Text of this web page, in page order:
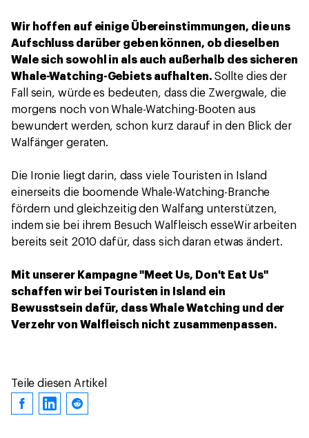
Wir hoffen auf einige Übereinstimmungen, die uns
Aufschluss darüber geben können, ob dieselben
Wale sich sowohl in als auch außerhalb des sicheren
Whale-Watching-Gebiets aufhalten. Sollte dies der
Fall sein, würde es bedeuten, dass die Zwergwale, die
morgens noch von Whale-Watching-Booten aus
bewundert werden, schon kurz darauf in den Blick der
Walfänger geraten.
Die Ironie liegt darin, dass viele Touristen in Island
einerseits die boomende Whale-Watching-Branche
fördern und gleichzeitig den Walfang unterstützen,
indem sie bei ihrem Besuch Walfleisch esseWir arbeiten
bereits seit 2010 dafür, dass sich daran etwas ändert.
Mit unserer Kampagne "Meet Us, Don't Eat Us"
schaffen wir bei Touristen in Island ein
Bewusstsein dafür, dass Whale Watching und der
Verzehr von Walfleisch nicht zusammenpassen.
Teile diesen Artikel